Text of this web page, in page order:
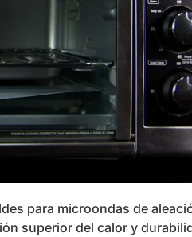
para microondas de
superior del calor y